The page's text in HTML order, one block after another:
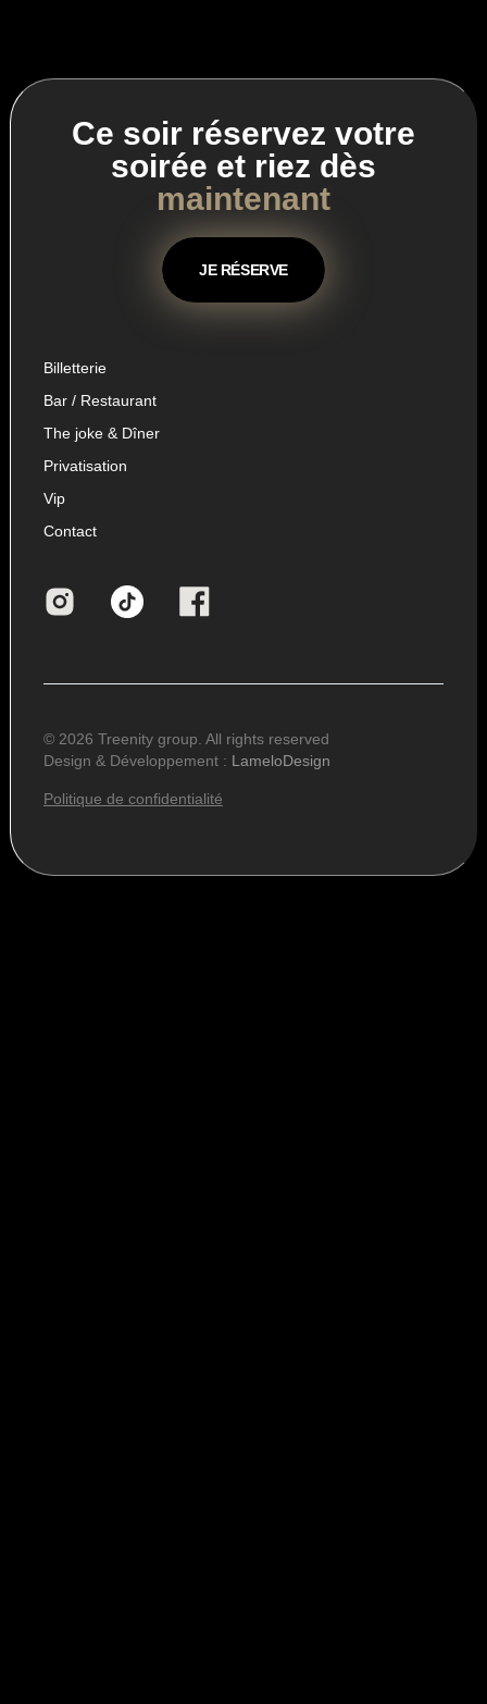
Ce soir réservez votre
soirée et riez dès
maintenant
JE RÉSERVE
Billetterie
Bar / Restaurant
The joke & Dîner
Privatisation
Vip
Contact
© 2026 Treenity group. All rights reserved
Design & Développement : LameloDesign
Politique de confidentialité